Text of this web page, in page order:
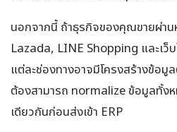
นอกจากนี้ ถ้าธุรกิจของคุณขายผ่าน
Lazada, LINE Shopping และเว็
แต่ละช่องทางอาจมีโครงสร้างข้อ
ต้องสามารถ normalize ข้อมูลทั้ง
เดียวกันก่อนส่งเข้า ERP